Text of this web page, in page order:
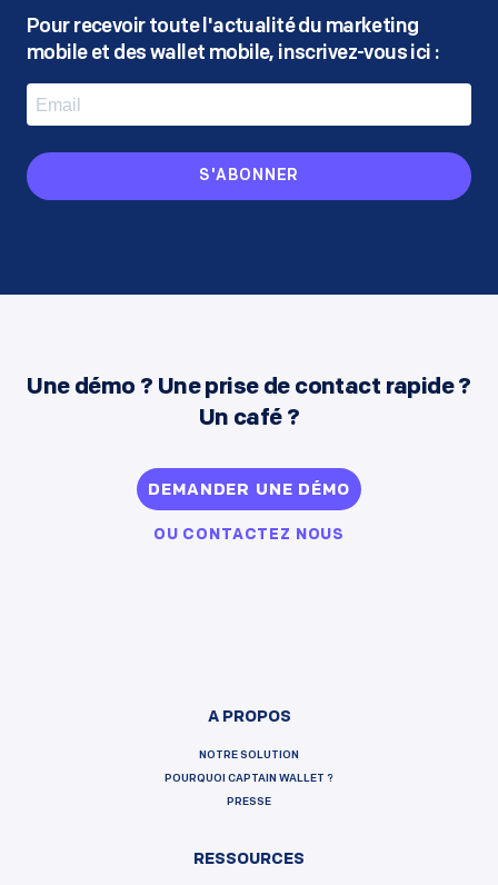
Pour recevoir toute l'actualité du marketing
mobile et des wallet mobile, inscrivez-vous ici :
S'ABONNER
Une démo ? Une prise de contact rapide ?
Un café ?
DEMANDER UNE DÉMO
OU CONTACTEZ NOUS
A PROPOS
NOTRE SOLUTION
POURQUOI CAPTAIN WALLET ?
PRESSE
RESSOURCES